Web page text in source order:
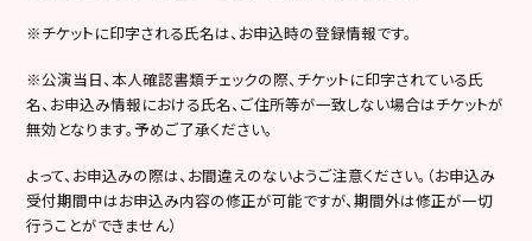
※チケットに印字される氏名は、お申込時の登録情報です。
※公演当日、本人確認書類チェックの際、チケットに印字されている氏
名、お申込み情報における氏名、ご住所等が一致しない場合はチケットが
無効となります。予めご了承ください。
よって、お申込みの際は、お間違えのないようご注意ください。（お申込み
受付期間中はお申込み内容の修正が可能ですが、期間外は修正が一切
行うことができません）